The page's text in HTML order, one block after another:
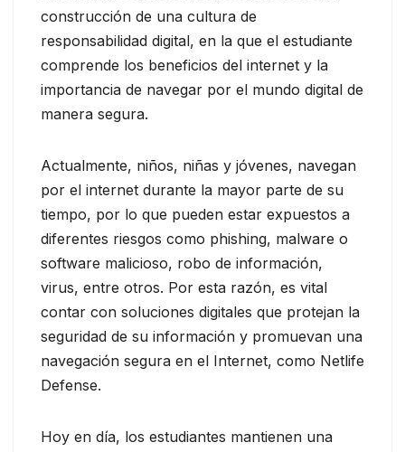
construcción de una cultura de
responsabilidad digital, en la que el estudiante
comprende los beneficios del internet y la
importancia de navegar por el mundo digital de
manera segura.
Actualmente, niños, niñas y jóvenes, navegan
por el internet durante la mayor parte de su
tiempo, por lo que pueden estar expuestos a
diferentes riesgos como phishing, malware o
software malicioso, robo de información,
virus, entre otros. Por esta razón, es vital
contar con soluciones digitales que protejan la
seguridad de su información y promuevan una
navegación segura en el Internet, como Netlife
Defense.
Hoy en día, los estudiantes mantienen una